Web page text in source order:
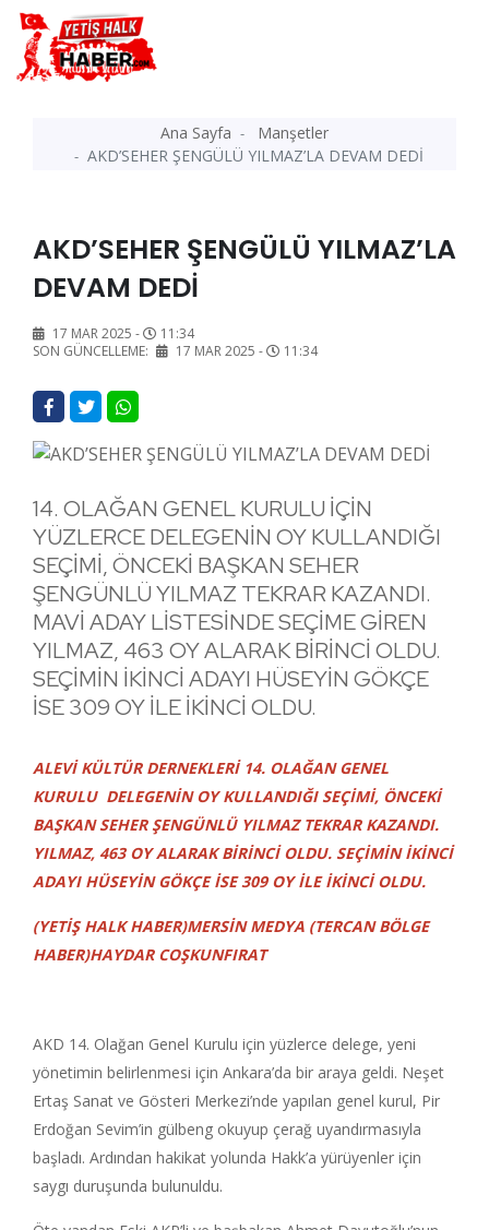
Ana Sayfa
Manşetler
AKD’SEHER ŞENGÜLÜ YILMAZ’LA DEVAM DEDİ
AKD’SEHER ŞENGÜLÜ YILMAZ’LA
DEVAM DEDİ
17 MAR 2025 -
11:34
SON GÜNCELLEME:
17 MAR 2025 - 11:34
14. OLAĞAN GENEL KURULU İÇİN
YÜZLERCE DELEGENİN OY KULLANDIĞI
SEÇİMİ, ÖNCEKİ BAŞKAN SEHER
ŞENGÜNLÜ YILMAZ TEKRAR KAZANDI.
MAVİ ADAY LİSTESİNDE SEÇİME GİREN
YILMAZ, 463 OY ALARAK BİRİNCİ OLDU.
SEÇİMİN İKİNCİ ADAYI HÜSEYİN GÖKÇE
İSE 309 OY İLE İKİNCİ OLDU.
ALEVİ KÜLTÜR DERNEKLERİ 14. OLAĞAN GENEL
KURULU DELEGENİN OY KULLANDIĞI SEÇİMİ, ÖNCEKİ
BAŞKAN SEHER ŞENGÜNLÜ YILMAZ TEKRAR KAZANDI.
YILMAZ, 463 OY ALARAK BİRİNCİ OLDU. SEÇİMİN İKİNCİ
ADAYI HÜSEYİN GÖKÇE İSE 309 OY İLE İKİNCİ OLDU.
(YETİŞ HALK HABER)MERSİN MEDYA (TERCAN BÖLGE
HABER)HAYDAR COŞKUNFIRAT
AKD 14. Olağan Genel Kurulu için yüzlerce delege, yeni
yönetimin belirlenmesi için Ankara’da bir araya geldi. Neşet
Ertaş Sanat ve Gösteri Merkezi’nde yapılan genel kurul, Pir
Erdoğan Sevim’in gülbeng okuyup çerağ uyandırmasıyla
başladı. Ardından hakikat yolunda Hakk’a yürüyenler için
saygı duruşunda bulunuldu.